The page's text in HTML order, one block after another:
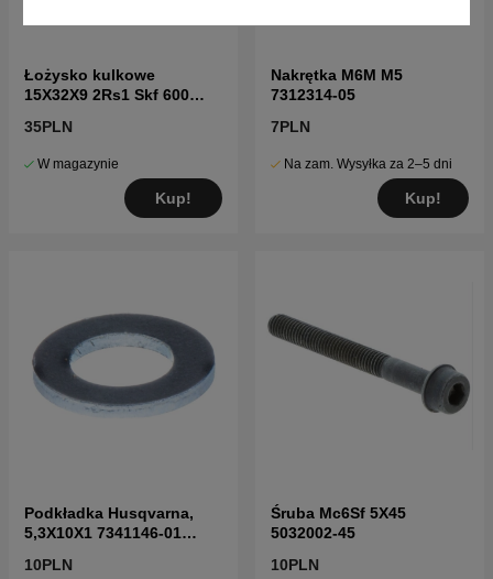
Łożysko kulkowe
15X32X9 2Rs1 Skf 600
35PLN
W magazynie
Kup!
Nakrętka M6M M5
7312314-05
7PLN
Na zam. Wysyłka za 2–5 dni
Kup!
Podkładka Husqvarna,
5,3X10X1 7341146-01
10PLN
Śruba Mc6Sf 5X45
5032002-45
10PLN